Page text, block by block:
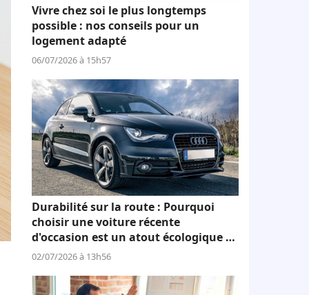
Vivre chez soi le plus longtemps
possible : nos conseils pour un
logement adapté
06/07/2026 à 15h57
Durabilité sur la route : Pourquoi
choisir une voiture récente
d'occasion est un atout écologique et
économique
02/07/2026 à 13h56